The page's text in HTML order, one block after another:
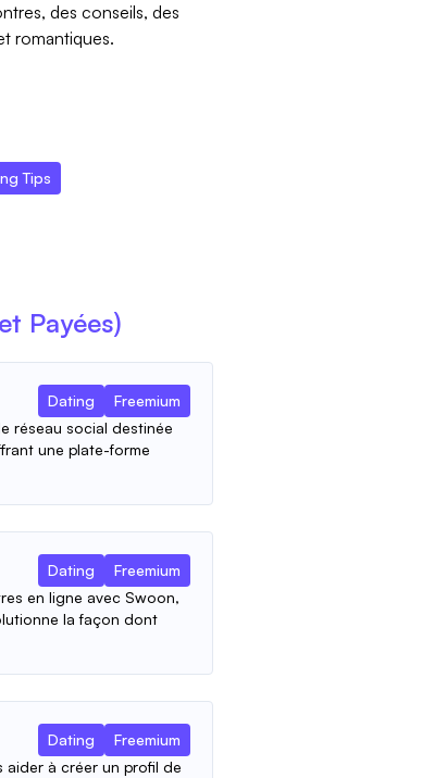
des conseils, des
romantiques.
Tips
Payées)
Dating
Freemium
réseau social destinée
une plate-forme
Dating
Freemium
en ligne avec Swoon,
la façon dont
Dating
Freemium
aider à créer un profil de